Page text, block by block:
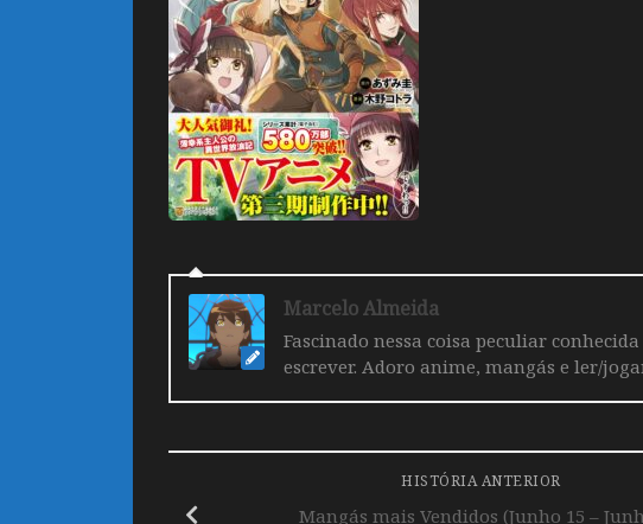
Marcelo Almeida
Fascinado nessa coisa peculiar
escrever. Adoro anime, mangás e ler/
HISTÓRIA ANTERIOR
Mangás mais Vendidos (Junho 15 –